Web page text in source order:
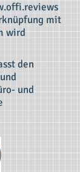
mit
wird
den
und